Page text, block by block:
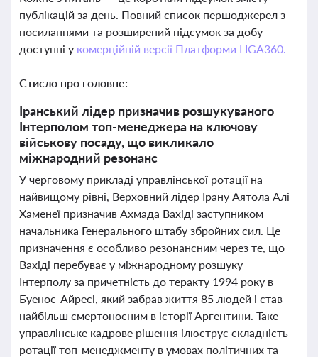
публікацій за день. Повний список першоджерел з
посиланнями та розширений підсумок за добу
доступні у комерційній версії Платформи LIGA360.
Стисло про головне:
Іранський лідер призначив розшукуваного
Інтерполом топ-менеджера на ключову
військову посаду, що викликало
міжнародний резонанс
У черговому прикладі управлінської ротації на
найвищому рівні, Верховний лідер Ірану Аятола Алі
Хаменеї призначив Ахмада Вахіді заступником
начальника Генерального штабу збройних сил. Це
призначення є особливо резонансним через те, що
Вахіді перебуває у міжнародному розшуку
Інтерполу за причетність до теракту 1994 року в
Буенос-Айресі, який забрав життя 85 людей і став
найбільш смертоносним в історії Аргентини. Таке
управлінське кадрове рішення ілюструє складність
ротації топ-менеджменту в умовах політичних та